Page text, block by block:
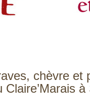
chèvre et